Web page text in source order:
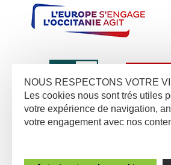
NOUS RESPECTONS VOTRE
Les cookies nous sont trés utiles
votre expérience de navigation,
votre engagement avec nos